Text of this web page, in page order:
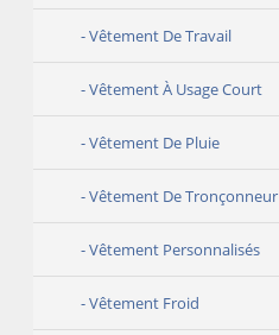
Vêtement De Travail
Vêtement À Usage Court
Vêtement De Pluie
Vêtement De Tronçonneur
Vêtement Personnalisés
Vêtement Froid